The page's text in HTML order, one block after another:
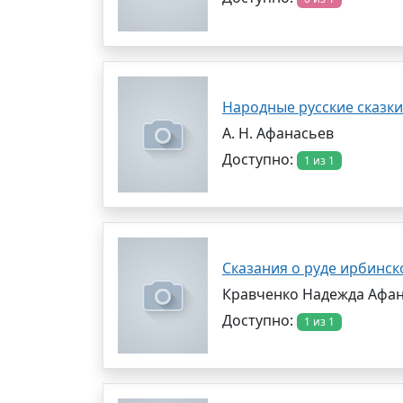
Народные русские сказки
А. Н. Афанасьев
Доступно:
1 из 1
Сказания о руде
Кравченко Надежда
Доступно:
1 из 1